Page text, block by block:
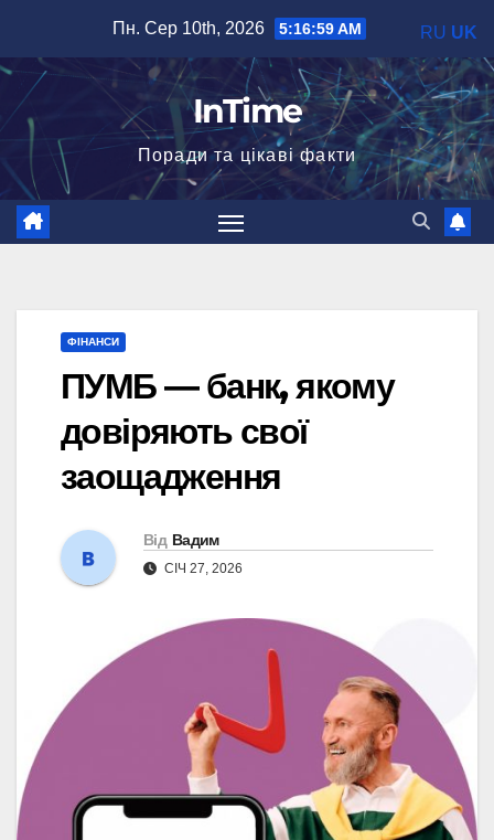
вмісту
Пн. Сер 10th, 2026 5:17:00 AM
InTime
Поради та цікаві факти
ФІНАНСИ
ПУМБ — банк, якому
довіряють свої
заощадження
Від Вадим
СІЧ 27, 2026
RU UK